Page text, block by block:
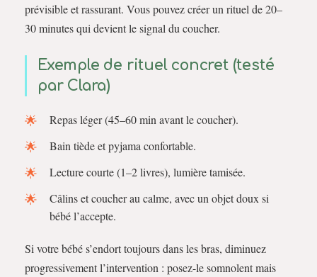
prévisible et rassurant. Vous pouvez créer un rituel de 20–
30 minutes qui devient le signal du coucher.
Exemple de rituel concret (testé
par Clara)
Repas léger (45–60 min avant le coucher).
Bain tiède et pyjama confortable.
Lecture courte (1–2 livres), lumière tamisée.
Câlins et coucher au calme, avec un objet doux si
bébé l’accepte.
Si votre bébé s’endort toujours dans les bras, diminuez
progressivement l’intervention : posez-le somnolent mais